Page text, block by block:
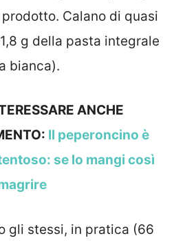
Calano di quasi
g della pasta integrale
bianca).
ANCHE
Il peperoncino è
se lo mangi così
gli stessi, in pratica (66